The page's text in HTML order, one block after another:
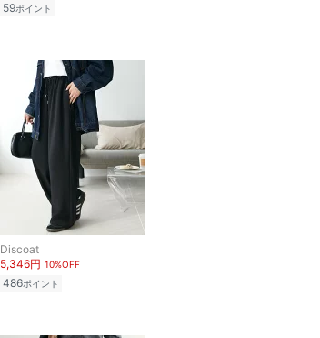
59ポイント
Discoat
5,346円 10%OFF
486ポイント